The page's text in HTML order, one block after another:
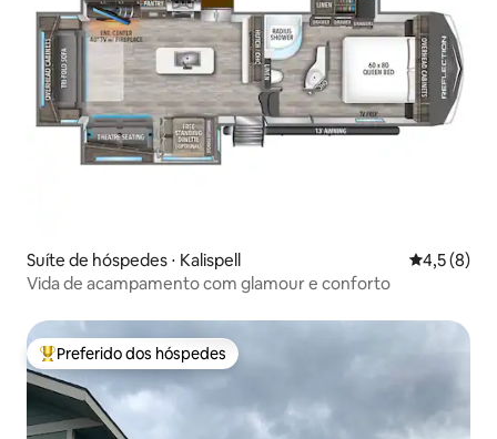
Suíte de hóspedes ⋅ Kalispell 4,5 de
4,5 (8)
Vida de acampamento com glamour e conforto
Entre os melhores preferidos dos hóspedes
Preferido dos hóspedes